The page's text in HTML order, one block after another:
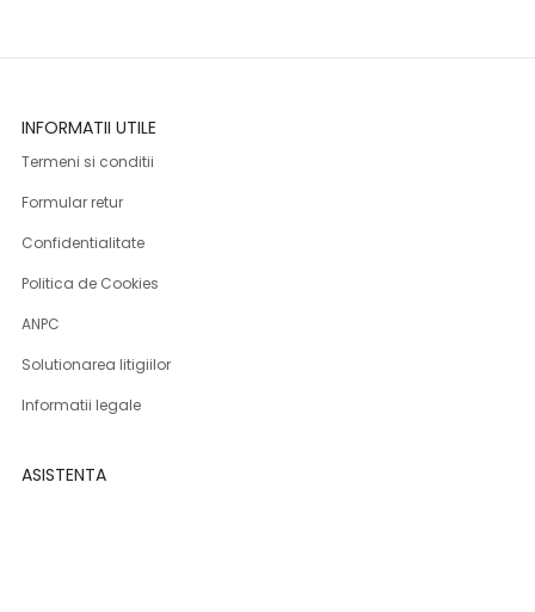
INFORMATII UTILE
Termeni si conditii
Formular retur
Confidentialitate
Politica de Cookies
ANPC
Solutionarea litigiilor
Informatii legale
ASISTENTA